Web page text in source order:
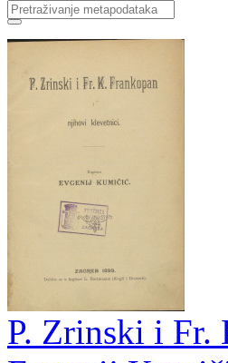
P. Zrinski i Fr.